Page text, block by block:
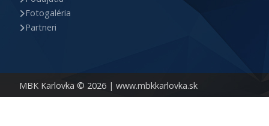
MBK Karlovka © 2026 | www.mbkkarlovka.sk
Fotogaléria
Partneri